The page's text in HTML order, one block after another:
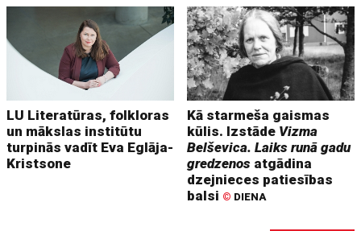
LU Literatūras, folkloras
un mākslas institūtu
turpinās vadīt Eva Eglāja-
Kristsone
Kā starmeša gaismas
kūlis. Izstāde Vizma
Belševica. Laiks runā gadu
gredzenos atgādina
dzejnieces patiesības
balsi © DIENA